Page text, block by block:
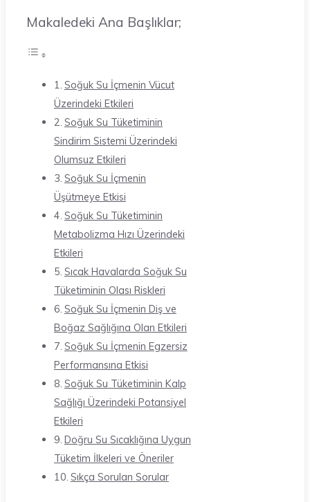
Makaledeki Ana Başlıklar;
Soğuk Su İçmenin Vücut
Üzerindeki Etkileri
Soğuk Su Tüketiminin
Sindirim Sistemi Üzerindeki
Olumsuz Etkileri
Soğuk Su İçmenin
Üşütmeye Etkisi
Soğuk Su Tüketiminin
Metabolizma Hızı Üzerindeki
Etkileri
Sıcak Havalarda Soğuk Su
Tüketiminin Olası Riskleri
Soğuk Su İçmenin Diş ve
Boğaz Sağlığına Olan Etkileri
Soğuk Su İçmenin Egzersiz
Performansına Etkisi
Soğuk Su Tüketiminin Kalp
Sağlığı Üzerindeki Potansiyel
Etkileri
Doğru Su Sıcaklığına Uygun
Tüketim İlkeleri ve Öneriler
Sıkça Sorulan Sorular